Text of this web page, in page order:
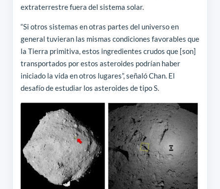
extraterrestre fuera del sistema solar.
“Si otros sistemas en otras partes del universo en
general tuvieran las mismas condiciones favorables que
la Tierra primitiva, estos ingredientes crudos que [son]
transportados por estos asteroides podrían haber
iniciado la vida en otros lugares”, señaló Chan. El
desafío de estudiar los asteroides de tipo S.